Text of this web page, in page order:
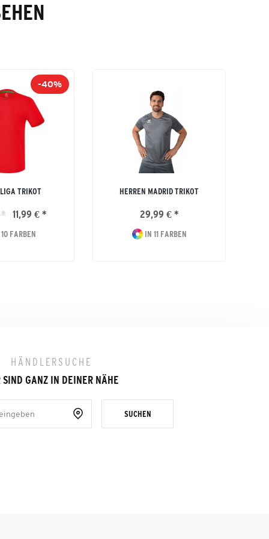
-40%
TRIKOT
* 11,99 € *
FARBEN
HERREN MADRID TRIKOT
29,99 € *
IN 11 FARBEN
HÄNDLERSUCHE
SIND GANZ IN DEINER NÄHE
SUCHEN